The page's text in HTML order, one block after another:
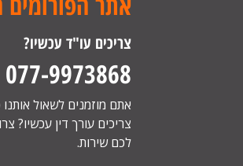
צריכים עו"ד עכשיו?
077-9973868
אתם מוזמנים לשאול
צריכים עורך דין עכשיו?
לכם שירות.